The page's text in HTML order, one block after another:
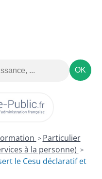
> Particulier
à la personne) >
le Cesu déclaratif et